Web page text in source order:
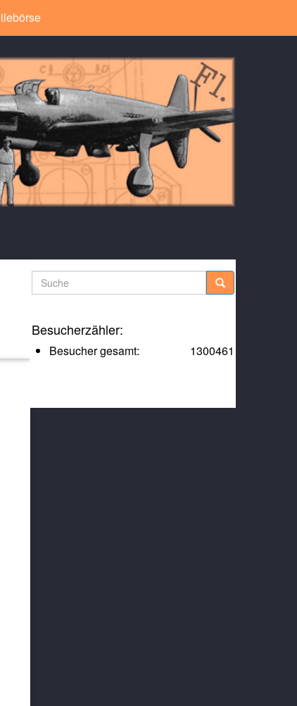
Suche
Besucherzähler:
1300461
Besucher gesamt: